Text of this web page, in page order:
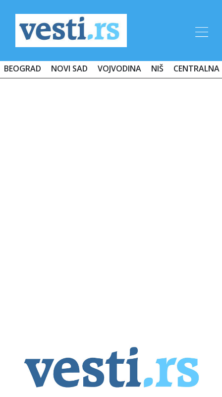
BEOGRAD NOVI SAD VOJVODINA NIŠ CENTRALNA